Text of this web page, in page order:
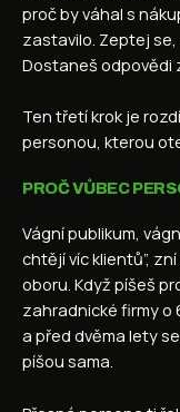
proč by váhal s
zastavilo. Zeptej se,
Dostaneš odpovědi
Ten třetí krok je
personou, kterou
PROČ VŮBEC
Vágní publikum,
chtějí víc klientů”,
oboru. Když píšeš
zahradnické firmy o
a před dvěma lety
píšou sama.